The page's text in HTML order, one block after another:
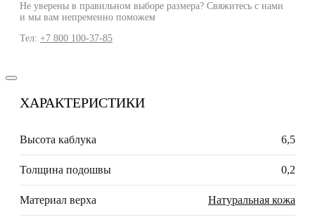
Не уверены в правильном выборе размера? Свяжитесь с нами
и мы вам непременно поможем
Тел: +7 800 100-37-85
ХАРАКТЕРИСТИКИ
Высота каблука 6,5
Толщина подошвы 0,2
Материал верха Натуральная кожа